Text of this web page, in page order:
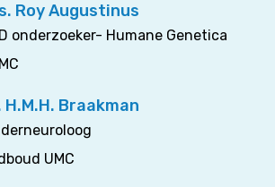
Roy Augustinus
onderzoeker- Humane Genetica
H.M.H. Braakman
UMC